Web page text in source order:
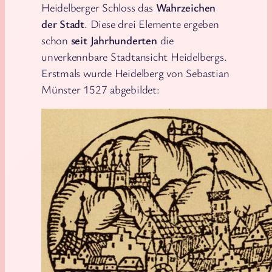
Heidelberger Schloss das Wahrzeichen
der Stadt. Diese drei Elemente ergeben
schon seit Jahrhunderten die
unverkennbare Stadtansicht Heidelbergs.
Erstmals wurde Heidelberg von Sebastian
Münster 1527 abgebildet: